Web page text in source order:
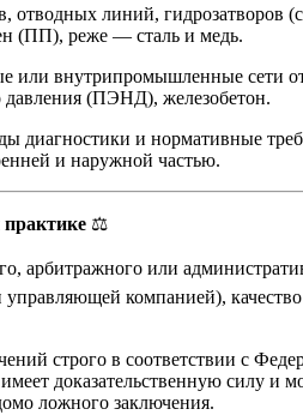
отводных линий,
(ПП), реже — сталь и медь.
или внутрипромышленные сети
давления (ПЭНД), железобетон.
диагностики и нормативные
и наружной частью.
практике ⚖️
арбитражного или
компанией),
строго в соответствии с
доказательственную силу
ложного заключения.